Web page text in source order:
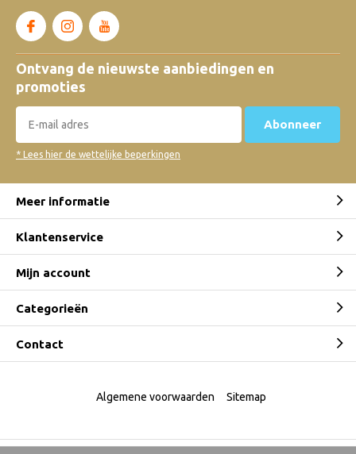
Ontvang de nieuwste aanbiedingen en
promoties
Abonneer
* Lees hier de wettelijke beperkingen
Meer informatie
Klantenservice
Mijn account
Categorieën
Contact
Algemene voorwaarden Sitemap